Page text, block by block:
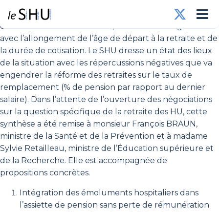
La retraite des hospitalo-universitaires, déjà
constitutionnellement faible, va encore se dégrader
avec l’allongement de l’âge de départ à la retraite et de
la durée de cotisation. Le SHU dresse un état des lieux
de la situation avec les répercussions négatives que va
engendrer la réforme des retraites sur le taux de
remplacement (% de pension par rapport au dernier
salaire). Dans l’attente de l’ouverture des négociations
sur la question spécifique de la retraite des HU, cette
synthèse a été remise à monsieur François BRAUN,
ministre de la Santé et de la Prévention et à madame
Sylvie Retailleau, ministre de l’Éducation supérieure et
de la Recherche. Elle est accompagnée de
propositions concrètes.
Intégration des émoluments hospitaliers dans
l’assiette de pension sans perte de rémunération